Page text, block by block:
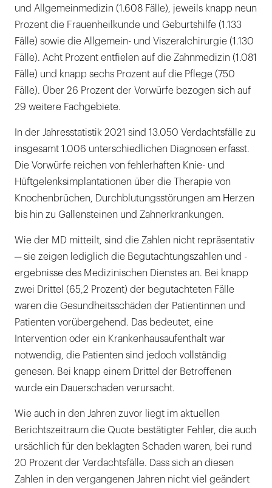
und Allgemeinmedizin (1.608 Fälle), jeweils knapp neun
Prozent die Frauenheilkunde und Geburtshilfe (1.133
Fälle) sowie die Allgemein- und Viszeralchirurgie (1.130
Fälle). Acht Prozent entfielen auf die Zahnmedizin (1.081
Fälle) und knapp sechs Prozent auf die Pflege (750
Fälle). Über 26 Prozent der Vorwürfe bezogen sich auf
29 weitere Fachgebiete.
In der Jahresstatistik 2021 sind 13.050 Verdachtsfälle zu
insgesamt 1.006 unterschiedlichen Diagnosen erfasst.
Die Vorwürfe reichen von fehlerhaften Knie- und
Hüftgelenksimplantationen über die Therapie von
Knochenbrüchen, Durchblutungsstörungen am Herzen
bis hin zu Gallensteinen und Zahnerkrankungen.
Wie der MD mitteilt, sind die Zahlen nicht repräsentativ
─ sie zeigen lediglich die Begutachtungszahlen und -
ergebnisse des Medizinischen Dienstes an. Bei knapp
zwei Drittel (65,2 Prozent) der begutachteten Fälle
waren die Gesundheitsschäden der Patientinnen und
Patienten vorübergehend. Das bedeutet, eine
Intervention oder ein Krankenhausaufenthalt war
notwendig, die Patienten sind jedoch vollständig
genesen. Bei knapp einem Drittel der Betroffenen
wurde ein Dauerschaden verursacht.
Wie auch in den Jahren zuvor liegt im aktuellen
Berichtszeitraum die Quote bestätigter Fehler, die auch
ursächlich für den beklagten Schaden waren, bei rund
20 Prozent der Verdachtsfälle. Dass sich an diesen
Zahlen in den vergangenen Jahren nicht viel geändert